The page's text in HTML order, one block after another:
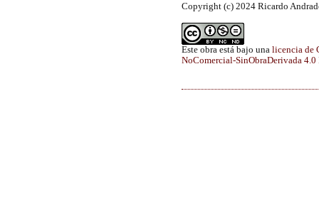
Copyright (c) 2024 Ricardo
Este obra está bajo una licencia de
NoComercial-SinObraDerivada